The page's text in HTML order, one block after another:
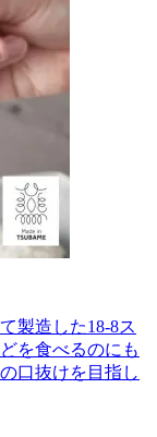
製造した18-8ス
を食べるのにも
口抜けを目指し